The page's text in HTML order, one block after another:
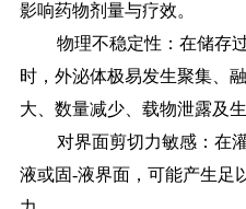
影响药物剂量与疗效。
物理不稳定性：在储存
时，外泌体极易发生聚集、
大、数量减少、载物泄露及
对界面剪切力敏感：在
液或固-液界面，可能产生足